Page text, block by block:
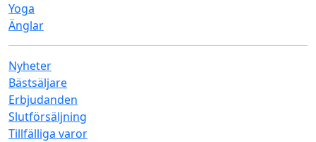
Yoga
Änglar
Nyheter
Bästsäljare
Erbjudanden
Slutförsäljning
Tillfälliga varor